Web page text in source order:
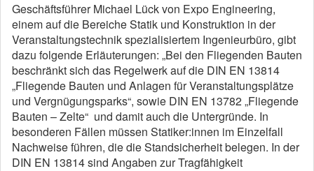
Geschäftsführer Michael Lück von Expo Engineering,
einem auf die Bereiche Statik und Konstruktion in der
Veranstaltungstechnik spezialisiertem Ingenieurbüro, gibt
dazu folgende Erläuterungen: „Bei den Fliegenden Bauten
beschränkt sich das Regelwerk auf die DIN EN 13814
„Fliegende Bauten und Anlagen für Veranstaltungsplätze
und Vergnügungsparks“, sowie DIN EN 13782 „Fliegende
Bauten – Zelte“ und damit auch die Untergründe. In
besonderen Fällen müssen Statiker:innen im Einzelfall
Nachweise führen, die die Standsicherheit belegen. In der
DIN EN 13814 sind Angaben zur Tragfähigkeit